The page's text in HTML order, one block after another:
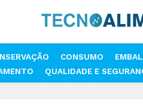
CONSUMO
QUALIDADE E
LEITE DENUNCIAM FECHO DE 160